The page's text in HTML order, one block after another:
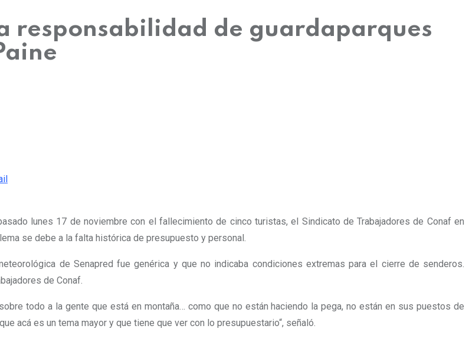
responsabilidad de guardaparques
lunes 17 de noviembre con el fallecimiento de cinco turistas,el Sindicato de Trabajadores de Conaf en
se debe a la falta histórica de presupuesto y personal.
de Senapred fue genérica y que no indicaba condiciones extremas para el cierre de senderos.
de Conaf.
todo a la gente que está en montaña… como que no están haciendo la pega, no están en sus puestos de
acá es un tema mayor y que tiene que ver con lo presupuestario“, señaló.